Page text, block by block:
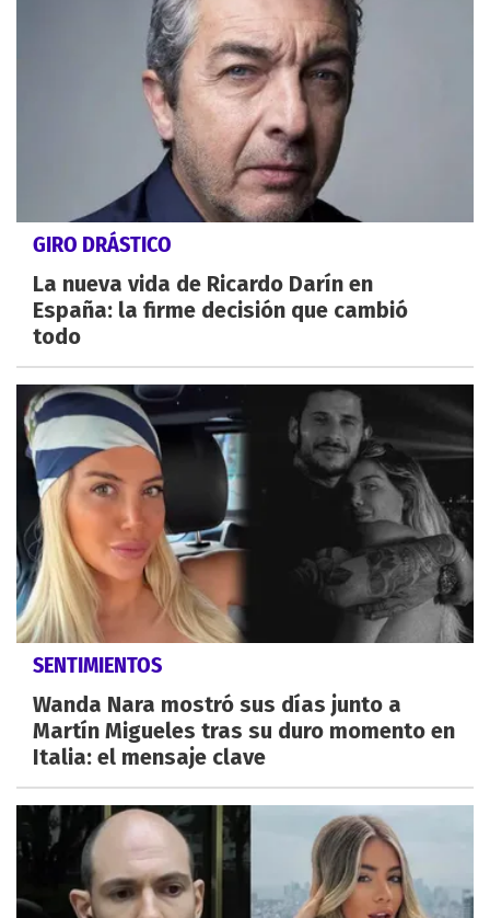
GIRO DRÁSTICO
La nueva vida de Ricardo Darín en
España: la firme decisión que cambió
todo
SENTIMIENTOS
Wanda Nara mostró sus días junto a
Martín Migueles tras su duro momento en
Italia: el mensaje clave